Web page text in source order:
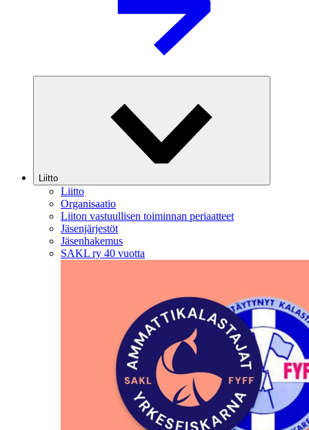
Liitto
Liitto
Organisaatio
Liiton vastuullisen toiminnan periaatteet
Jäsenjärjestöt
Jäsenhakemus
SAKL ry 40 vuotta